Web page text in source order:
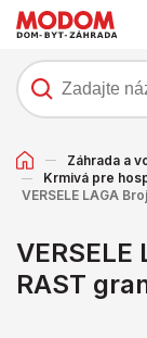
Záhrada a
Krmivá pre
VERSELE LAGA
VERSELE
RAST